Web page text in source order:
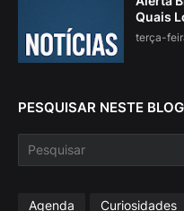
Quais
terça-
PESQUISAR NESTE BLOG
Agenda Curiosidades